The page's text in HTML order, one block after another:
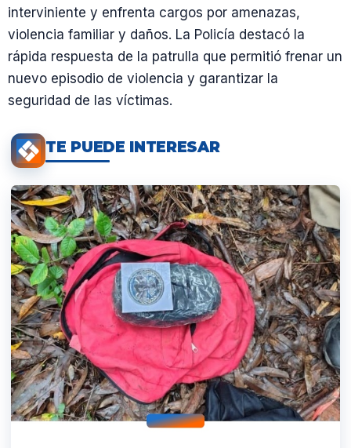
interviniente y enfrenta cargos por amenazas,
violencia familiar y daños. La Policía destacó la
rápida respuesta de la patrulla que permitió frenar un
nuevo episodio de violencia y garantizar la
seguridad de las víctimas.
TE PUEDE INTERESAR